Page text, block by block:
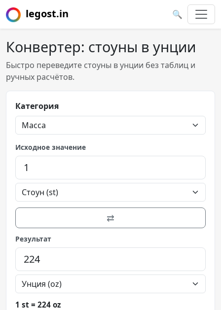
legost.in 🔍
Конвертер: стоуны в унции
Быстро переведите стоуны в унции без таблиц и
ручных расчётов.
Категория
Исходное значение
⇄
Результат
1 st = 224 oz